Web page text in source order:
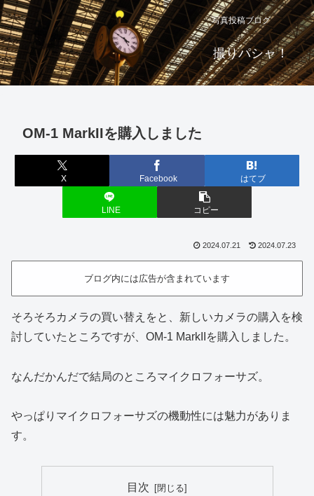
写真投稿ブログ
撮りパシャ！
OM-1 MarkIIを購入しました
X Facebook はてブ
LINE コピー
2024.07.21 2024.07.23
ブログ内には広告が含まれています
そろそろカメラの買い替えをと、新しいカメラの購入を検
討していたところですが、OM-1 MarkIIを購入しました。
なんだかんだで結局のところマイクロフォーサズ。
やっぱりマイクロフォーサズの機動性には魅力がありま
す。
目次